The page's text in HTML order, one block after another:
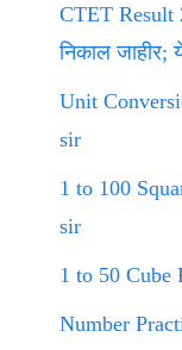
CTET Result
निकाल जाहीर;
Unit
sir
1 to 100
sir
1 to 50 Cube
Number